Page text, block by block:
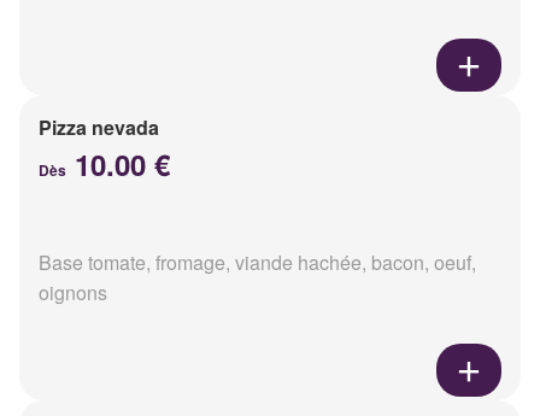
Pizza nevada
Dès 10.00 €
Base tomate, fromage, viande hachée, bacon, oeuf,
oignons